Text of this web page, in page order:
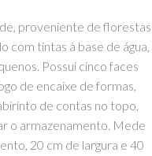
proveniente de florestas
com tintas à base de água,
Possui cinco faces
de encaixe de formas,
de contas no topo,
o armazenamento. Mede
20 cm de largura e 40